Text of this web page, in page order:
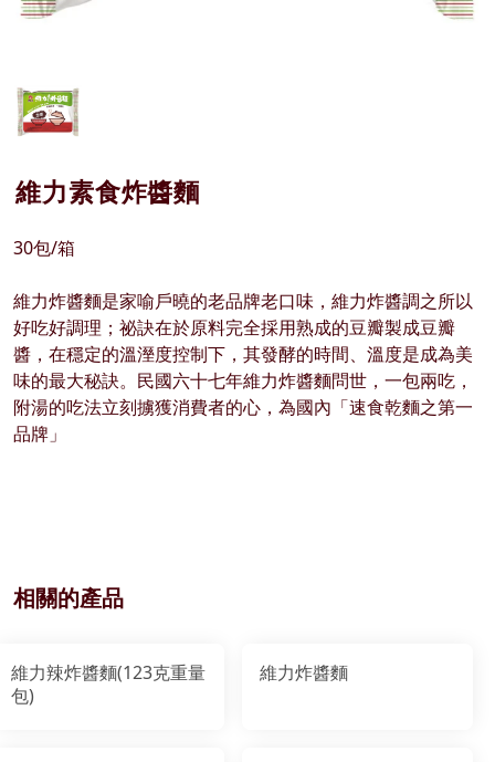
維力素食炸醬麵
30包/箱
維力炸醬麵是家喻戶曉的老品牌老口味，維力炸醬調之所以
好吃好調理；祕訣在於原料完全採用熟成的豆瓣製成豆瓣
醬，在穩定的溫溼度控制下，其發酵的時間、溫度是成為美
味的最大秘訣。民國六十七年維力炸醬麵問世，一包兩吃，
附湯的吃法立刻擄獲消費者的心，為國內「速食乾麵之第一
品牌」
相關的產品
維力辣炸醬麵(123克重量
包)
維力炸醬麵